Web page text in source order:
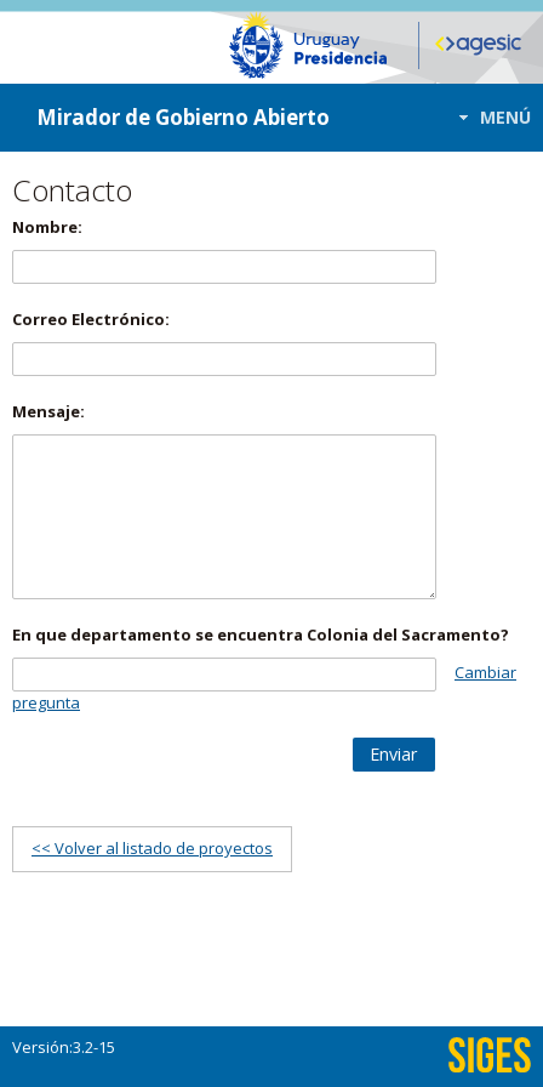
ir a contenido
ir al menú
Mirador de Gobierno Abierto MENÚ
Contacto
Nombre:
Correo Electrónico:
Mensaje:
En que departamento se encuentra Colonia del Sacramento?
Cambiar
pregunta
Enviar
<< Volver al listado de proyectos
Versión:3.2-15